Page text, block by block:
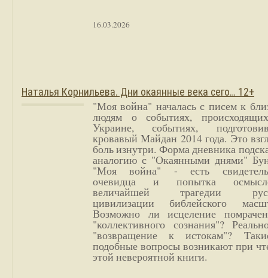
16.03.2026
Наталья Корнильева. Дни окаянные века сего… 12+
"Моя война" началась с писем к
людям о событиях,
Украине, событиях,
кровавый Майдан 2014 года. Это
боль изнутри. Форма дневника
аналогию с "Окаянными днями"
"Моя война" - есть
очевидца и попытка
величайшей трагедии
цивилизации библейского
Возможно ли исцеление
"коллективного сознания"?
"возвращение к истокам"?
подобные вопросы возникают при
этой невероятной книги.